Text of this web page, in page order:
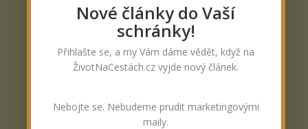
Nové články do Vaší
schránky!
Přihlašte se, a my Vám dáme vědět, když na
ŽivotNaCestách.cz vyjde nový článek.
Nebojte se. Nebudeme prudit marketingovými
maily.